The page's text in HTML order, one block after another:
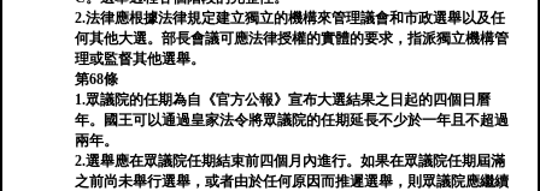
2.法律應根據法律規定建立獨立的機構來管理議會和市政選舉以及任
何其他大選。部長會議可應法律授權的實體的要求，指派獨立機構管
理或監督其他選舉。
第68條
1.眾議院的任期為自《官方公報》宣布大選結果之日起的四個日曆
年。國王可以通過皇家法令將眾議院的任期延長不少於一年且不超過
兩年。
2.選舉應在眾議院任期結束前四個月內進行。如果在眾議院任期屆滿
之前尚未舉行選舉，或者由於任何原因而推遲選舉，則眾議院應繼續